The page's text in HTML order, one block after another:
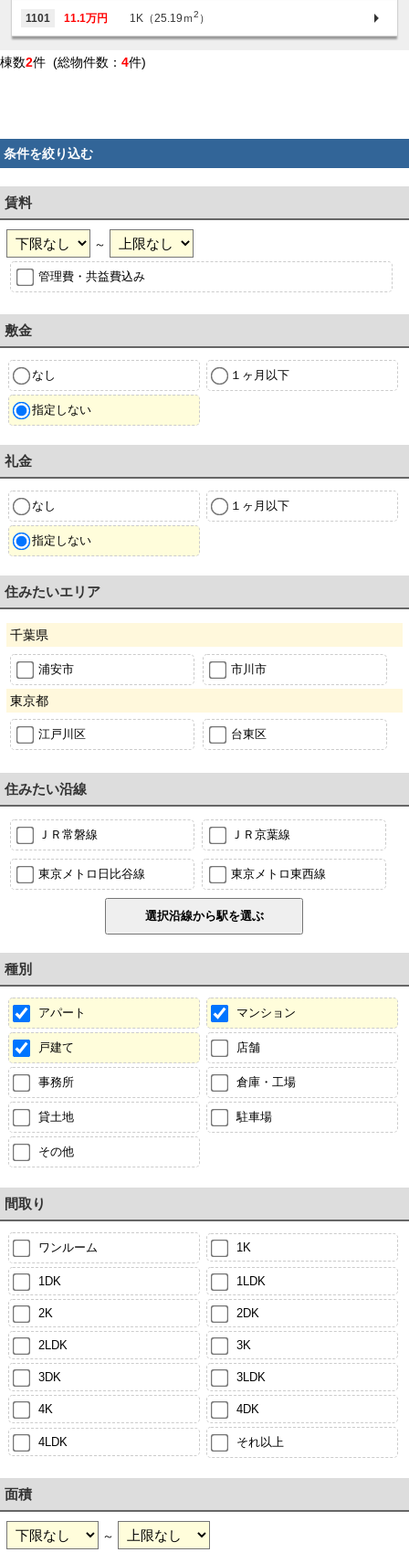
1101 11.1万円 1K（25.19ｍ2 ）
棟数2件 (総物件数： 4件)
条件を絞り込む
賃料
～
管理費・共益費込み
敷金
なし １ヶ月以下
指定しない
礼金
なし １ヶ月以下
指定しない
住みたいエリア
千葉県
浦安市 市川市
東京都
江戸川区 台東区
住みたい沿線
ＪＲ常磐線 ＪＲ京葉線
東京メトロ日比谷線 東京メトロ東西線
種別
アパート マンション
戸建て 店舗
事務所 倉庫・工場
貸土地 駐車場
その他
間取り
ワンルーム 1K
1DK 1LDK
2K 2DK
2LDK 3K
3DK 3LDK
4K 4DK
4LDK それ以上
面積
～